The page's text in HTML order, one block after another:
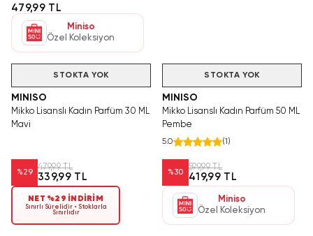
479,99 TL
Miniso
Özel Koleksiyon
STOKTA YOK
MINISO
Mikko Lisanslı Kadın Parfüm 30 ML
Mavi
%29
479,99 TL
339,99 TL
NET %29 İNDİRİM
Sınırlı Sürelidir • Stoklarla
Sınırlıdır
STOKTA YOK
MINISO
Mikko Lisanslı Kadın Parfüm 50 ML
Pembe
5.0 (1 )
%30
599,99 TL
419,99 TL
Miniso
Özel Koleksiyon